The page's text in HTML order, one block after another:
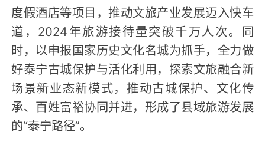
度假酒店等项目，推动文旅产业发展迈入快车
道，2024年旅游接待量突破千万人次。同
时，以申报国家历史文化名城为抓手，全力做
好泰宁古城保护与活化利用，探索文旅融合新
场景新业态新模式，推动古城保护、文化传
承、百姓富裕协同并进，形成了县域旅游发展
的“泰宁路径”。